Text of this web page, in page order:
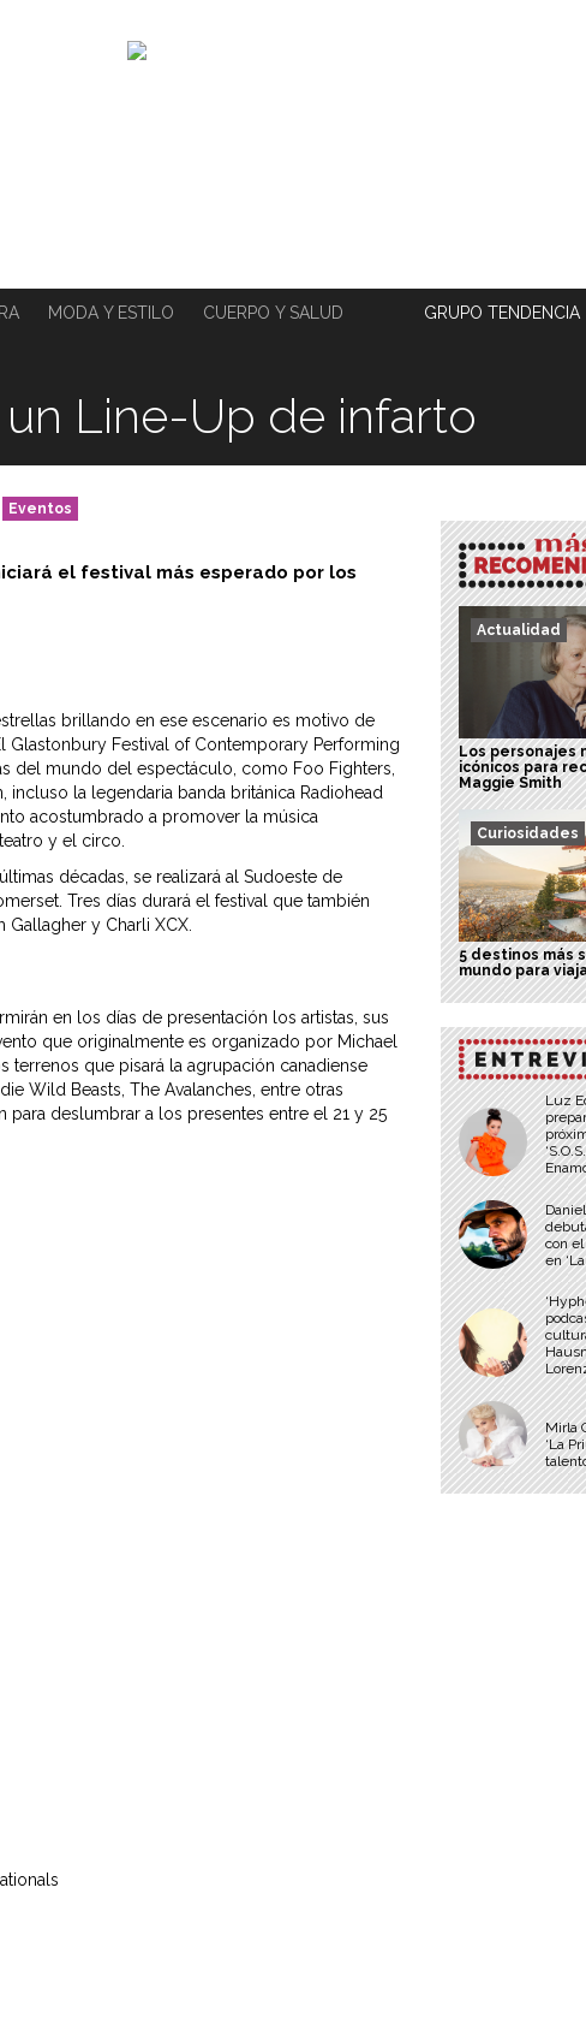
MODA Y ESTILO CUERPO Y SALUD GRUPO TENDENCIA
Line-Up de infarto
Actualidad
Los personajes
icónicos para
Maggie Smith
Curiosidades
5 destinos más
mundo para
Luz
con el
en
Mirla
‘La
Eventos
el festival más esperado por los
brillando en ese escenario es motivo de
Glastonbury Festival of Contemporary Performing
del mundo del espectáculo, como Foo Fighters,
incluso la legendaria banda británica Radiohead
acostumbrado a promover la música
y el circo.
décadas, se realizará al Sudoeste de
Tres días durará el festival que también
Gallagher y Charli XCX.
en los días de presentación los artistas, sus
que originalmente es organizado por Michael
terrenos que pisará la agrupación canadiense
Wild Beasts, The Avalanches, entre otras
para deslumbrar a los presentes entre el 21 y 25